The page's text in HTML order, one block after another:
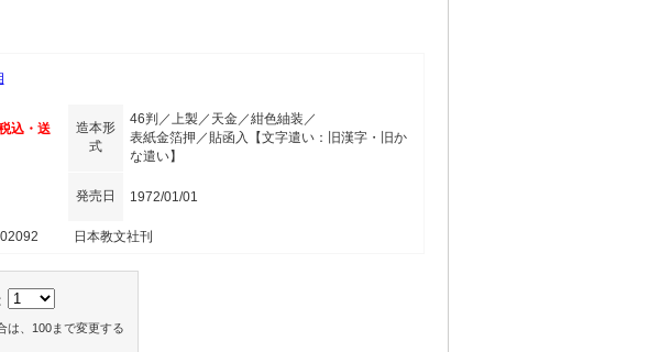
込・送
造本形
式
46判／上製／天金／紺色紬装／
表紙金箔押／貼函入【文字遣い：旧漢字・旧か
な遣い】
発売日 1972/01/01
日本教文社刊
は、100まで変更する